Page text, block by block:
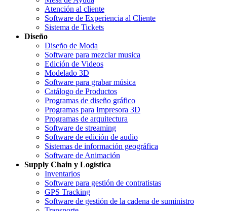
Atención al cliente
Software de Experiencia al Cliente
Sistema de Tickets
Diseño
Diseño de Moda
Software para mezclar musica
Edición de Videos
Modelado 3D
Software para grabar música
Catálogo de Productos
Programas de diseño gráfico
Programas para Impresora 3D
Programas de arquitectura
Software de streaming
Software de edición de audio
Sistemas de información geográfica
Software de Animación
Supply Chain y Logística
Inventarios
Software para gestión de contratistas
GPS Tracking
Software de gestión de la cadena de suministro